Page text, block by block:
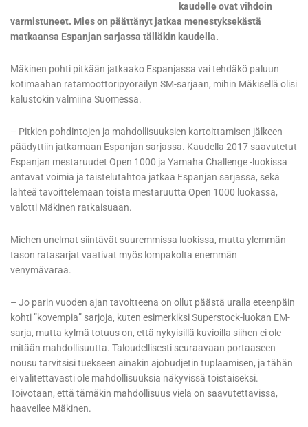
kaudelle ovat vihdoin
varmistuneet. Mies on päättänyt jatkaa menestyksekästä
matkaansa Espanjan sarjassa tälläkin kaudella.
Mäkinen pohti pitkään jatkaako Espanjassa vai tehdäkö paluun
kotimaahan ratamoottoripyöräilyn SM-sarjaan, mihin Mäkisellä olisi
kalustokin valmiina Suomessa.
– Pitkien pohdintojen ja mahdollisuuksien kartoittamisen jälkeen
päädyttiin jatkamaan Espanjan sarjassa. Kaudella 2017 saavutetut
Espanjan mestaruudet Open 1000 ja Yamaha Challenge -luokissa
antavat voimia ja taistelutahtoa jatkaa Espanjan sarjassa, sekä
lähteä tavoittelemaan toista mestaruutta Open 1000 luokassa,
valotti Mäkinen ratkaisuaan.
Miehen unelmat siintävät suuremmissa luokissa, mutta ylemmän
tason ratasarjat vaativat myös lompakolta enemmän
venymävaraa.
– Jo parin vuoden ajan tavoitteena on ollut päästä uralla eteenpäin
kohti ”kovempia” sarjoja, kuten esimerkiksi Superstock-luokan EM-
sarja, mutta kylmä totuus on, että nykyisillä kuvioilla siihen ei ole
mitään mahdollisuutta. Taloudellisesti seuraavaan portaaseen
nousu tarvitsisi tuekseen ainakin ajobudjetin tuplaamisen, ja tähän
ei valitettavasti ole mahdollisuuksia näkyvissä toistaiseksi.
Toivotaan, että tämäkin mahdollisuus vielä on saavutettavissa,
haaveilee Mäkinen.